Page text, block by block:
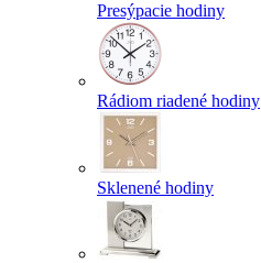
Presýpacie hodiny
Rádiom riadené hodiny
Sklenené hodiny